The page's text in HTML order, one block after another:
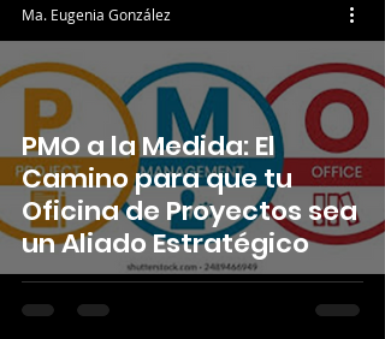
PMO a la Medida: El
Camino para que tu
Oficina de Proyectos sea
un Aliado Estratégico
Ma. Eugenia González